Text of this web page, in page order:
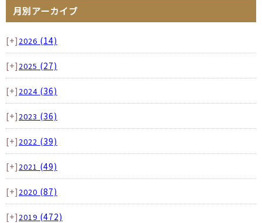
月別アーカイブ
[+] 2026 (14)
[+] 2025 (27)
[+] 2024 (36)
[+] 2023 (36)
[+] 2022 (39)
[+] 2021 (49)
[+] 2020 (87)
[+] 2019 (472)